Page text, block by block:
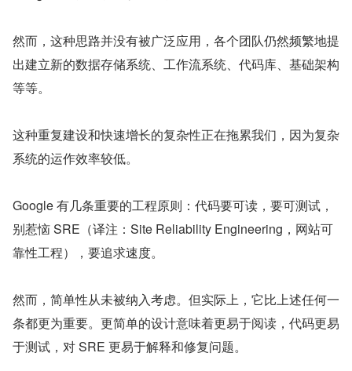
然而，这种思路并没有被广泛应用，各个团队仍然频繁地提
出建立新的数据存储系统、工作流系统、代码库、基础架构
等等。
这种重复建设和快速增长的复杂性正在拖累我们，因为复杂
系统的运作效率较低。
Google 有几条重要的工程原则：代码要可读，要可测试，
别惹恼 SRE（译注：Site Reliability Engineering，网站可
靠性工程），要追求速度。
然而，简单性从未被纳入考虑。但实际上，它比上述任何一
条都更为重要。更简单的设计意味着更易于阅读，代码更易
于测试，对 SRE 更易于解释和修复问题。